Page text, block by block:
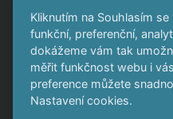
Napište nám
Jméno a příjmení *
Kliknutím na Souhlasím
funkční, preferenční,
dokážeme vám tak
měřit funkčnost webu i
preference můžete
Nastavení cookies.